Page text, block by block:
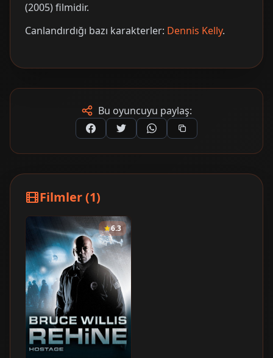
(2005) filmidir.
Canlandırdığı bazı karakterler: Dennis Kelly.
Bu oyuncuyu paylaş:
Filmler (1)
6.3